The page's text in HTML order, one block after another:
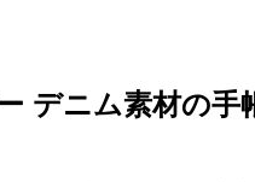
デニム素材の手